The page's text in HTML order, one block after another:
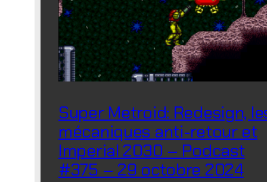
Super Metroid: Redesign,
mécaniques anti-retour et
Imperial 2030 – Podcast
#375 – 29 octobre 2024